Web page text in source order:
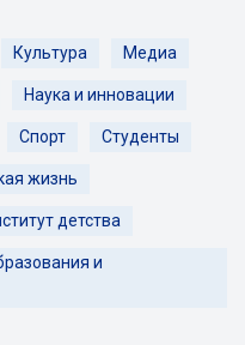
Культура Медиа
Наука и инновации
Спорт Студенты
жизнь
детства
и